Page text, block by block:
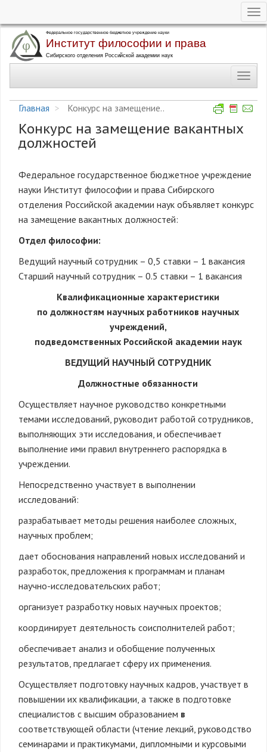
Перейти
основному
Главная
Конкурс на замещение..
Конкурс на замещение вакантных
должностей
Федеральное государственное бюджетное учреждение
науки Институт философии и права Сибирского
отделения Российской академии наук объявляет конкурс
на замещение вакантных должностей:
Отдел философии:
Ведущий научный сотрудник – 0,5 ставки – 1 вакансия
Старший научный сотрудник – 0.5 ставки – 1 вакансия
Квалификационные характеристики
по должностям научных работников научных
учреждений,
подведомственных Российской академии наук
ВЕДУЩИЙ НАУЧНЫЙ СОТРУДНИК
Должностные обязанности
Осуществляет научное руководство конкретными
темами исследований, руководит работой сотрудников,
выполняющих эти исследования, и обеспечивает
выполнение ими правил внутреннего распорядка в
учреждении.
Непосредственно участвует в выполнении
исследований:
разрабатывает методы решения наиболее сложных,
научных проблем;
дает обоснования направлений новых исследований и
разработок, предложения к программам и планам
научно-исследовательских работ;
организует разработку новых научных проектов;
координирует деятельность соисполнителей работ;
обеспечивает анализ и обобщение полученных
результатов, предлагает сферу их применения.
Осуществляет подготовку научных кадров, участвует в
повышении их квалификации, а также в подготовке
специалистов с высшим образованием в
соответствующей области (чтение лекций, руководство
семинарами и практикумами, дипломными и курсовыми